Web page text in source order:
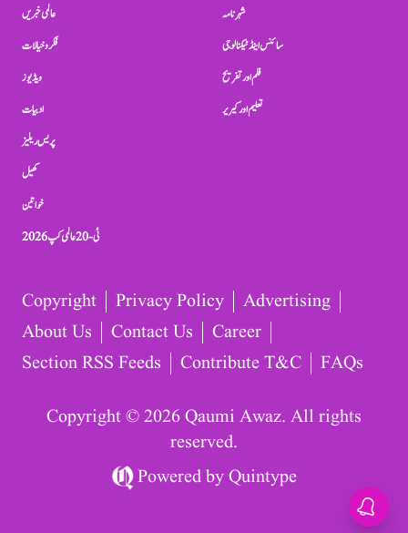
عالمی خبریں
فکر و خیالات
ویڈیوز
ادبیات
پریس ریلیز
کھیل
خواتین
ٹی-20 عالمی کپ 2026
شہرنامہ
سائنس اینڈ ٹیکنالوجی
فلم اور تفریح
تعلیم اور کیریر
Copyright Privacy Policy
Advertising
About Us
Contact Us
Career
Section RSS Feeds
Contribute T&C FAQs
Copyright © 2026 Qaumi Awaz. All rights
reserved.
Powered byQuintype